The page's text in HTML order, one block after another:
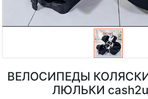
ВЕЛОСИПЕДЫ
ЛЮЛЬКИ